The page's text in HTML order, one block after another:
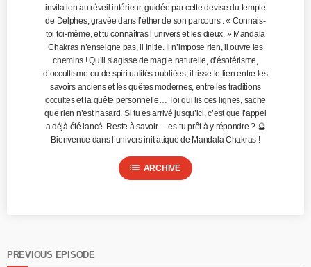
invitation au réveil intérieur, guidée par cette devise du temple
de Delphes, gravée dans l’éther de son parcours : « Connais-
toi toi-même, et tu connaîtras l’univers et les dieux. » Mandala
Chakras n’enseigne pas, il initie. Il n’impose rien, il ouvre les
chemins ! Qu’il s’agisse de magie naturelle, d’ésotérisme,
d’occultisme ou de spiritualités oubliées, il tisse le lien entre les
savoirs anciens et les quêtes modernes, entre les traditions
occultes et la quête personnelle… Toi qui lis ces lignes, sache
que rien n’est hasard. Si tu es arrivé jusqu’ici, c’est que l’appel
a déjà été lancé. Reste à savoir… es-tu prêt à y répondre ? 🔮
Bienvenue dans l’univers initiatique de Mandala Chakras !
list ARCHIVE
PREVIOUS EPISODE